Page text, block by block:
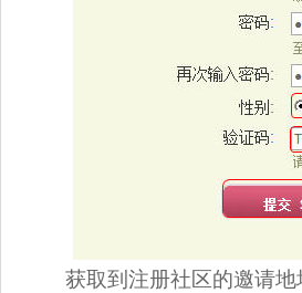
获取到注册社区的邀请